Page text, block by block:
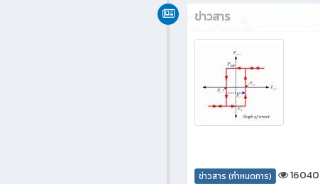
ข่าวสาร
ข่าวสาร (กำหนดการ) 16040